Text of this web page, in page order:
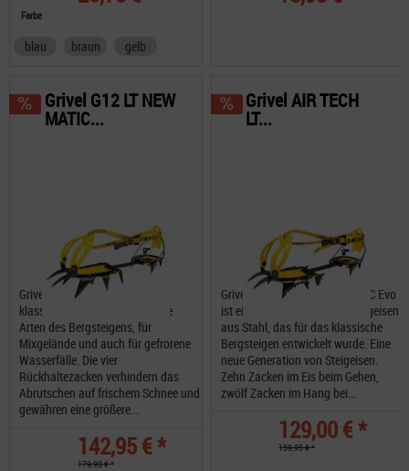
Farbe
blau braun gelb
Grivel G12 NEW MATIC Evo ein
klassischer Zwölfzacker für alle
Arten des Bergsteigens, für
Mixgelände und auch für gefrorene
Wasserfälle. Die vier
Rückhaltezacken verhindern das
Abrutschen auf frischem Schnee und
gewähren eine größere...
142,95 € *
179,90 € *
Grivel G12 LT NEW
MATIC...
Grivel AIR TECH LT NEW MATIC Evo
ist ein leichtes 12-Zacken-Steigeisen
aus Stahl, das für das klassische
Bergsteigen entwickelt wurde. Eine
neue Generation von Steigeisen.
Zehn Zacken im Eis beim Gehen,
zwölf Zacken im Hang bei...
129,00 € *
159,95 € *
Grivel AIR TECH
LT...